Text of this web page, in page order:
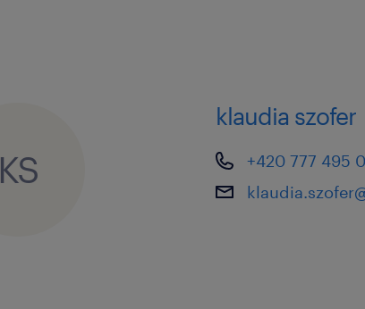
Máte doplňující otázky? Neváhejte nás
Přejeme Vám hodně úspěchů ve výběrovém
na další spolupráci.
KS
klaudia szofer
+420 777 495